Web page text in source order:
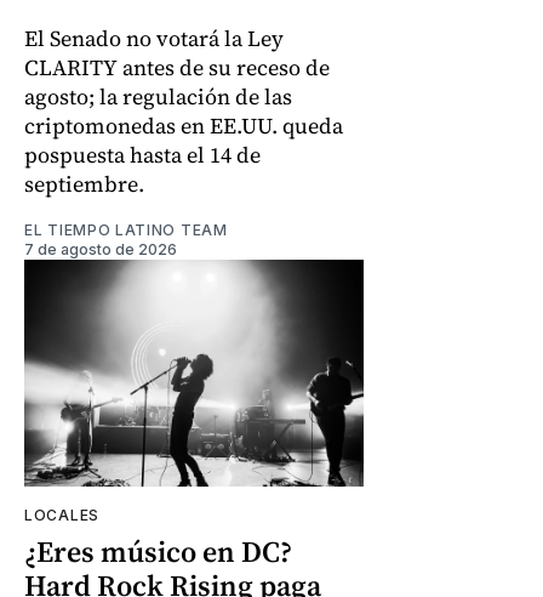
El Senado no votará la Ley
CLARITY antes de su receso de
agosto; la regulación de las
criptomonedas en EE.UU. queda
pospuesta hasta el 14 de
septiembre.
EL TIEMPO LATINO TEAM
7 de agosto de 2026
LOCALES
¿Eres músico en DC?
Hard Rock Rising paga